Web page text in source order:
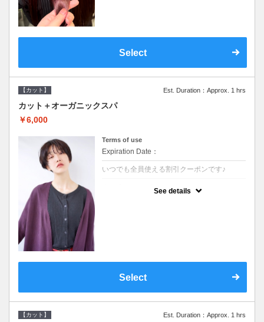
Select
【カット】 Est. Duration：Approx. 1 hrs
カット＋オーガニックスパ
￥6,000
Terms of use
Expiration Date：
いつでも全員使える割引クーポンです♪
See details
Select
【カット】 Est. Duration：Approx. 1 hrs